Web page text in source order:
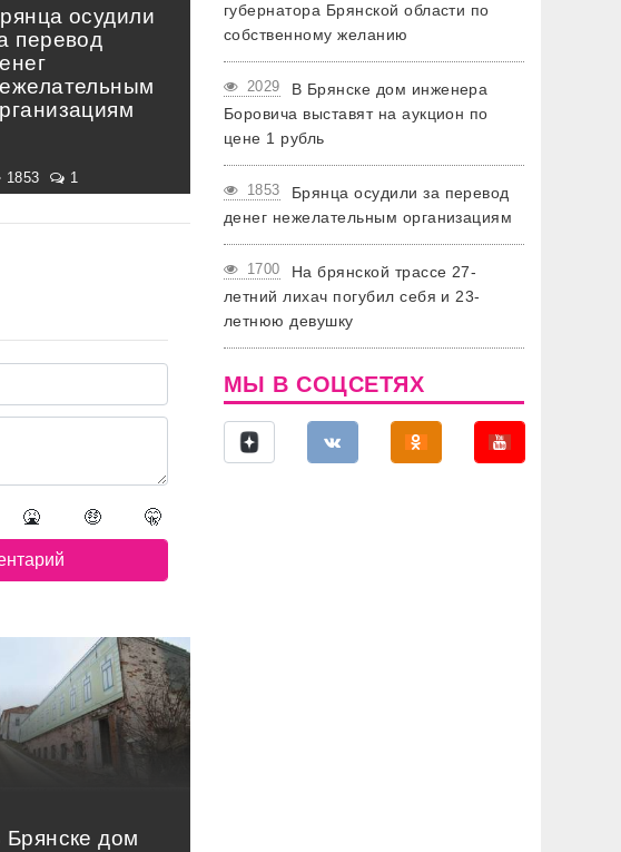
осудили
перевод
1853 1
🤮 🤑 🤫
Брянске дом
губернатора Брянской области по
собственному желанию
2029
В Брянске дом инженера
Боровича выставят на аукцион по
цене 1 рубль
1853
Брянца осудили за перевод
денег нежелательным организациям
1700
На брянской трассе 27-
летний лихач погубил себя и 23-
летнюю девушку
МЫ В СОЦСЕТЯХ